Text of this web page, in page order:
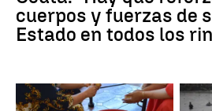
cuerpos y fuerzas de
Estado en todos los